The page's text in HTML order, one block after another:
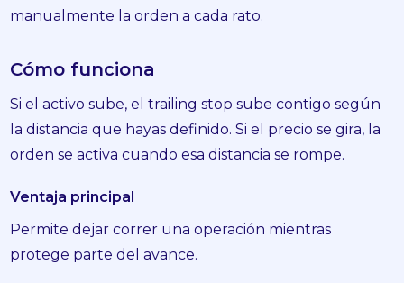
manualmente la orden a cada rato.
Cómo funciona
Si el activo sube, el trailing stop sube contigo según
la distancia que hayas definido. Si el precio se gira, la
orden se activa cuando esa distancia se rompe.
Ventaja principal
Permite dejar correr una operación mientras
protege parte del avance.